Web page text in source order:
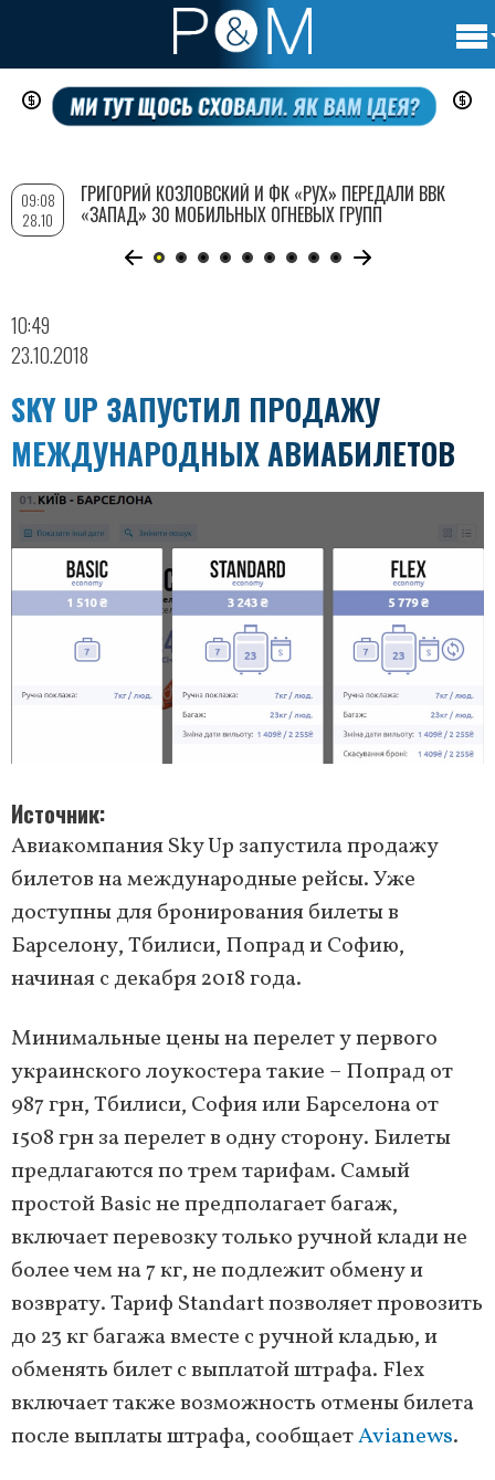
Перейти
содержанию
10:49
23.10.2018
SKY UP ЗАПУСТИЛ ПРОДАЖУ
МЕЖДУНАРОДНЫХ АВИАБИЛЕТОВ
Источник
Авиакомпания Sky Up запустила продажу
билетов на международные рейсы. Уже
доступны для бронирования билеты в
Барселону, Тбилиси, Попрад и Софию,
начиная с декабря 2018 года.
Минимальные цены на перелет у первого
украинского лоукостера такие – Попрад от
987 грн, Тбилиси, София или Барселона от
1508 грн за перелет в одну сторону. Билеты
предлагаются по трем тарифам. Самый
простой Basic не предполагает багаж,
включает перевозку только ручной клади не
более чем на 7 кг, не подлежит обмену и
возврату. Тариф Standart позволяет провозить
до 23 кг багажа вместе с ручной кладью, и
обменять билет с выплатой штрафа. Flex
включает также возможность отмены билета
после выплаты штрафа, сообщаетAvianews.
09:08
28.10
ГРИГОРИЙ КОЗЛОВСКИЙ И ФК «РУХ» ПЕРЕДАЛИ ВВК
«ЗАПАД» 30 МОБИЛЬНЫХ ОГНЕВЫХ ГРУПП